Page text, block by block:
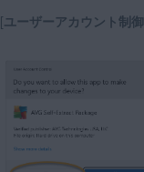
[ユーザーアカウント制御